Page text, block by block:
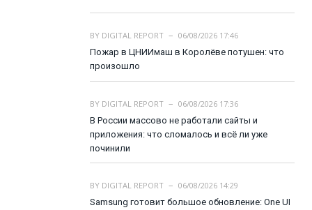
BY DIGITAL REPORT
06/08/2026 17:46
Пожар в ЦНИИмаш в Королёве потушен: что
произошло
BY DIGITAL REPORT
06/08/2026 17:36
В России массово не работали сайты и
приложения: что сломалось и всё ли уже
починили
BY DIGITAL REPORT
06/08/2026 14:29
Samsung готовит большое обновление: One UI